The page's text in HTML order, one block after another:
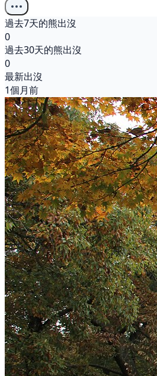
過去7天的熊出沒
0
過去30天的熊出沒
0
最新出沒
1個月前